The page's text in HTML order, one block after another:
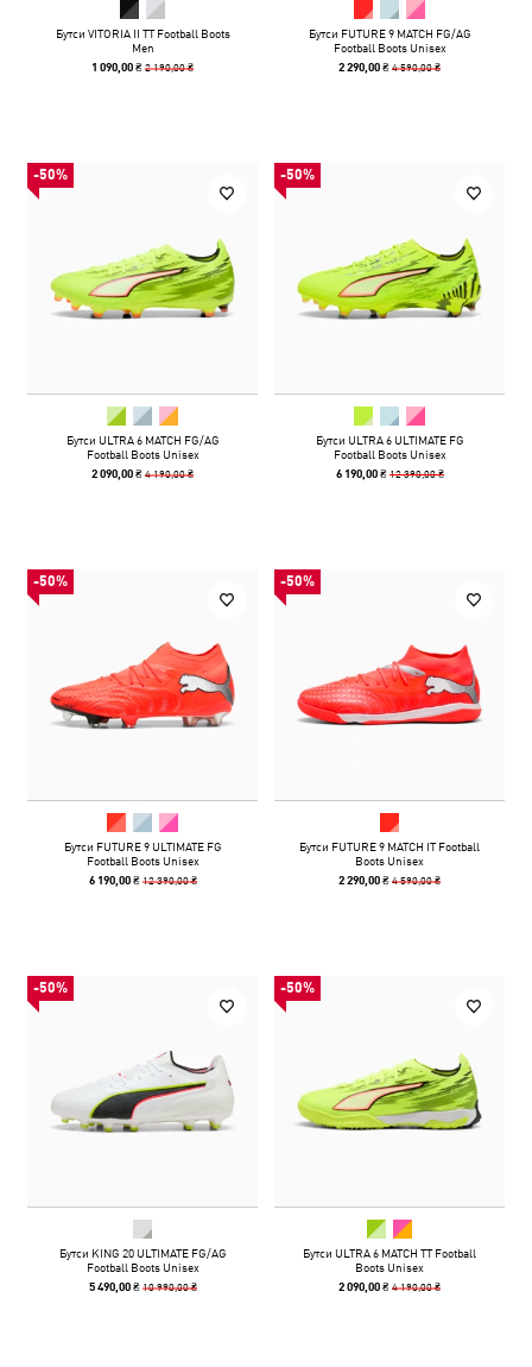
Бутси VITORIA II TT Football Boots
Men
1 090,00 ₴2 190,00 ₴
Бутси FUTURE 9 MATCH FG/AG
Football Boots Unisex
2 290,00 ₴4 590,00 ₴
-50%
Бутси ULTRA 6 MATCH FG/AG
Football Boots Unisex
2 090,00 ₴4 190,00 ₴
-50%
Бутси ULTRA 6 ULTIMATE FG
Football Boots Unisex
6 190,00 ₴ 12 390,00 ₴
-50%
Бутси FUTURE 9 ULTIMATE FG
Football Boots Unisex
6 190,00 ₴ 12 390,00 ₴
-50%
Бутси FUTURE 9 MATCH IT Football
Boots Unisex
2 290,00 ₴4 590,00 ₴
-50%
Бутси KING 20 ULTIMATE FG/AG
Football Boots Unisex
5 490,00 ₴ 10 990,00 ₴
-50%
Бутси ULTRA 6 MATCH TT Football
Boots Unisex
2 090,00 ₴4 190,00 ₴